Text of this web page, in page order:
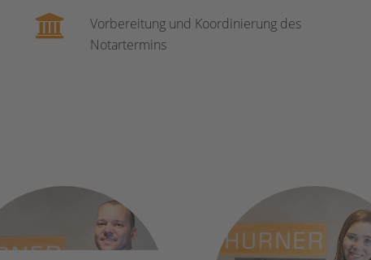
Vorbereitung und Koordinierung des
Notartermins